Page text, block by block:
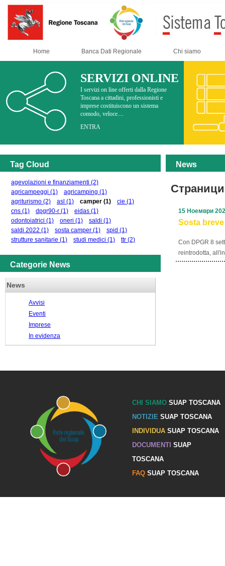
Home Banca Dati Regionale Chi siamo
SERVIZI ONLINE
I servizi on line offerti dalla Regione
Toscana a cittadini, professionisti e
imprese costituiscono un sistema
comodo, veloce....
ENTRA
Tag Cloud
agevolazioni e finanziamenti (2)
agricampeggi (1) agricamping (1)
agriturismo (2) asl (1) camper (1) cie (1)
cns (1) dpgr90-r (1) eidas (1)
odontoiatrici (1) oneri (1) saldi (1)
saldi 2022 (1) sosta camper (1) spid (1)
strutture sanitarie (1) studi medici (1) ttr (2)
Categorie News
News
Avvisi
Eventi
Imprese
In evidenza
News
Sosta
Con DPGR 8
reintrodotta,
15 Ноември
CHI SIAMOSUAP TOSCANA
NOTIZIE SUAP TOSCANA
INDIVIDUASUAP TOSCANA
DOCUMENTI SUAP
TOSCANA
FAQSUAP TOSCANA